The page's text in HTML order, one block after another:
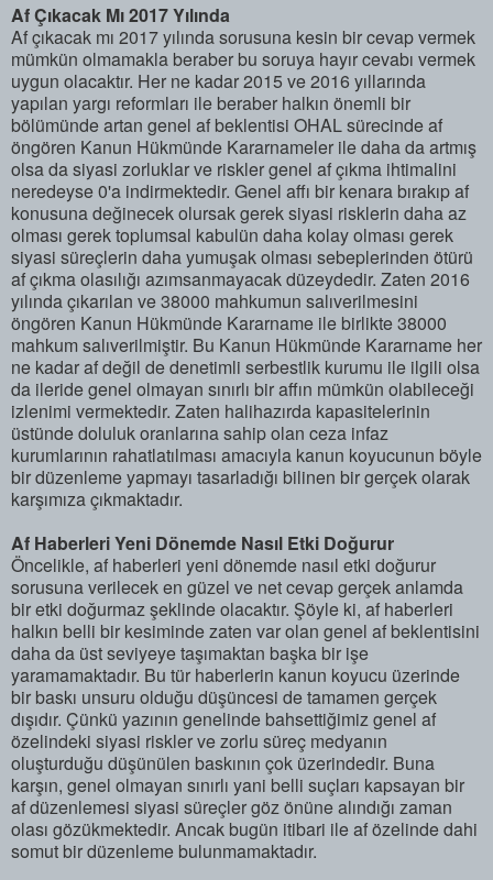
Af Çıkacak Mı 2017 Yılında
Af çıkacak mı 2017 yılında sorusuna kesin bir cevap vermek
mümkün olmamakla beraber bu soruya hayır cevabı vermek
uygun olacaktır. Her ne kadar 2015 ve 2016 yıllarında
yapılan yargı reformları ile beraber halkın önemli bir
bölümünde artan genel af beklentisi OHAL sürecinde af
öngören Kanun Hükmünde Kararnameler ile daha da artmış
olsa da siyasi zorluklar ve riskler genel af çıkma ihtimalini
neredeyse 0'a indirmektedir. Genel affı bir kenara bırakıp af
konusuna değinecek olursak gerek siyasi risklerin daha az
olması gerek toplumsal kabulün daha kolay olması gerek
siyasi süreçlerin daha yumuşak olması sebeplerinden ötürü
af çıkma olasılığı azımsanmayacak düzeydedir. Zaten 2016
yılında çıkarılan ve 38000 mahkumun salıverilmesini
öngören Kanun Hükmünde Kararname ile birlikte 38000
mahkum salıverilmiştir. Bu Kanun Hükmünde Kararname her
ne kadar af değil de denetimli serbestlik kurumu ile ilgili olsa
da ileride genel olmayan sınırlı bir affın mümkün olabileceği
izlenimi vermektedir. Zaten halihazırda kapasitelerinin
üstünde doluluk oranlarına sahip olan ceza infaz
kurumlarının rahatlatılması amacıyla kanun koyucunun böyle
bir düzenleme yapmayı tasarladığı bilinen bir gerçek olarak
karşımıza çıkmaktadır.
Af Haberleri Yeni Dönemde Nasıl Etki Doğurur
Öncelikle, af haberleri yeni dönemde nasıl etki doğurur
sorusuna verilecek en güzel ve net cevap gerçek anlamda
bir etki doğurmaz şeklinde olacaktır. Şöyle ki, af haberleri
halkın belli bir kesiminde zaten var olan genel af beklentisini
daha da üst seviyeye taşımaktan başka bir işe
yaramamaktadır. Bu tür haberlerin kanun koyucu üzerinde
bir baskı unsuru olduğu düşüncesi de tamamen gerçek
dışıdır. Çünkü yazının genelinde bahsettiğimiz genel af
özelindeki siyasi riskler ve zorlu süreç medyanın
oluşturduğu düşünülen baskının çok üzerindedir. Buna
karşın, genel olmayan sınırlı yani belli suçları kapsayan bir
af düzenlemesi siyasi süreçler göz önüne alındığı zaman
olası gözükmektedir. Ancak bugün itibari ile af özelinde dahi
somut bir düzenleme bulunmamaktadır.